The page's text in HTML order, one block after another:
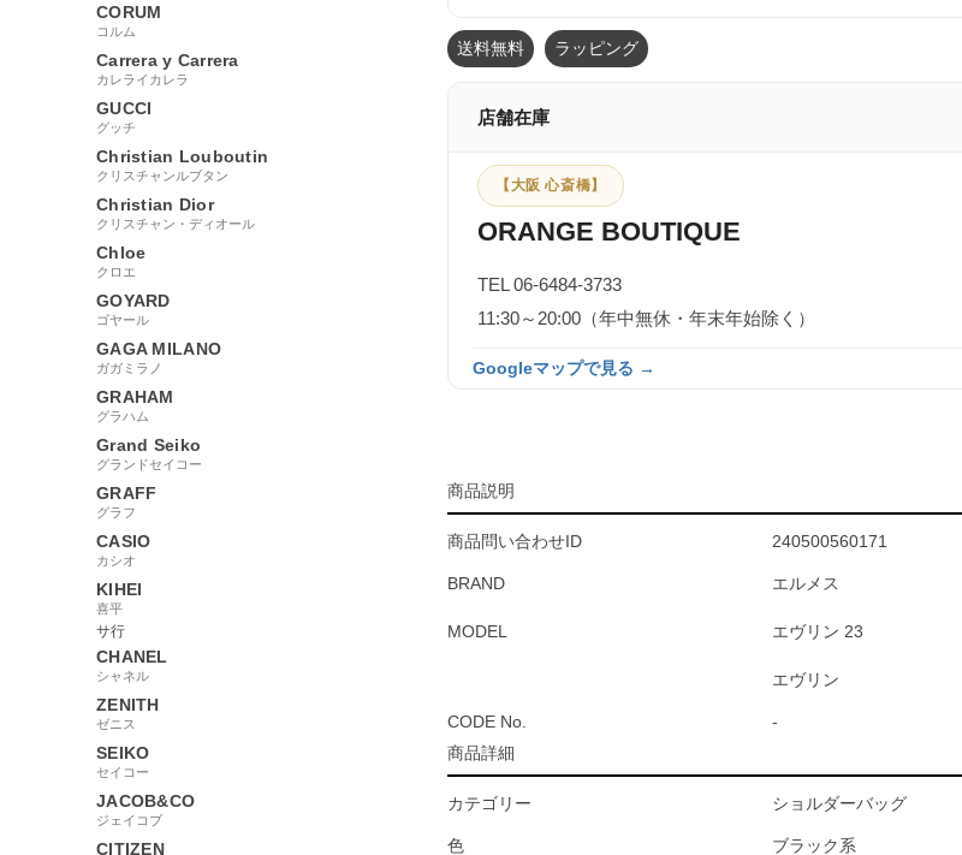
CORUM
コルム
Carrera y Carrera
カレライカレラ
GUCCI
グッチ
Christian Louboutin
クリスチャンルブタン
Christian Dior
クリスチャン・ディオール
Chloe
クロエ
GOYARD
ゴヤール
GAGA MILANO
ガガミラノ
GRAHAM
グラハム
Grand Seiko
グランドセイコー
GRAFF
グラフ
CASIO
カシオ
KIHEI
喜平
サ行
CHANEL
シャネル
ZENITH
ゼニス
SEIKO
セイコー
JACOB&CO
ジェイコブ
CITIZEN
送料無料 ラッピング
店舗在庫
【大阪 心斎橋】
ORANGE BOUTIQUE
TEL 06-6484-3733
11:30～20:00（年中無休・年末年始除く）
Googleマップで見る →
商品説明
商品問い合わせID 240500560171
BRAND エルメス
MODEL エヴリン 23
エヴリン
CODE No.
-
商品詳細
カテゴリー ショルダーバッグ
色 ブラック系